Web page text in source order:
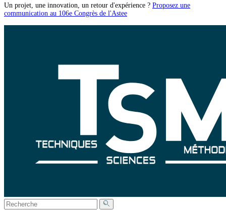
Un projet, une innovation, un retour d'expérience ? Proposez une
communication au 106e Congrès de l'Astee